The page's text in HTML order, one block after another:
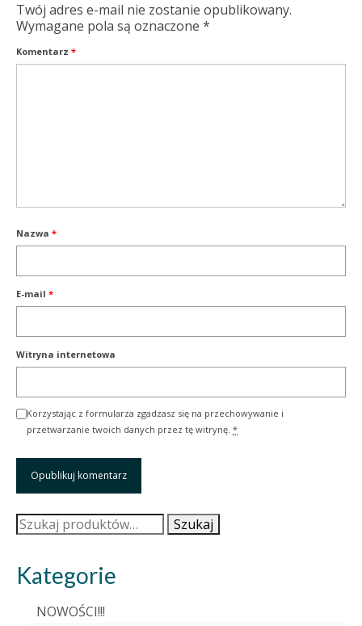
Twój adres e-mail nie zostanie opublikowany.
Wymagane pola są oznaczone *
Komentarz *
Nazwa *
E-mail *
Witryna internetowa
Korzystając z formularza zgadzasz się na przechowywanie i
przetwarzanie twoich danych przez tę witrynę. *
Szukaj: Szukaj
Kategorie
NOWOŚCI!!!